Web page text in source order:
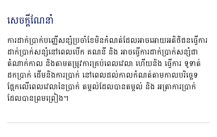
សេចក្តីណែនាំ
ការដាក់ប្រាក់បញ្ញើសន្សំប្រចាំខែមិនកំណត់ដែលអាចអោយអតិថិជនធ្វើការ
ដាក់ប្រាក់សន្សំនៅពេលបើក គណនី និង អាចធ្វើការដាក់ប្រាក់សន្សំជា
តំណាក់កាល និង​តាមតម្រូវការគ្រប់ពេលវេលា ហើយនិង ធ្វើការ ទូទាត់
ដកប្រាក់ ដើមនិងការប្រាក់ នៅពេលដល់កាលកំណត់តាមកាលបរិច្ឆេទ
ផ្អែកលើពេលវេលានៃប្រាក់ តម្កល់ដែលបានតម្កល់ និង អត្រាការប្រាក់
ដែលបានព្រមព្រៀង។